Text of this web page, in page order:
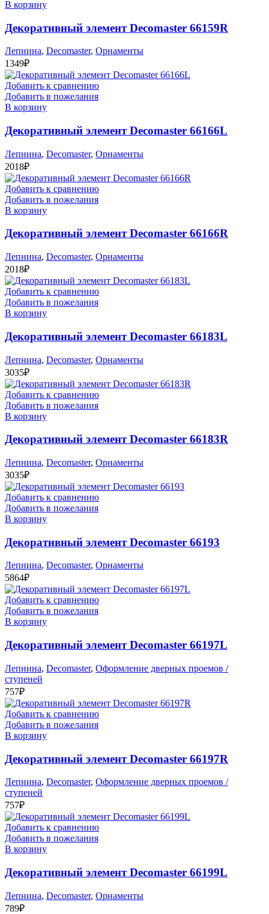
В корзину
Декоративный элемент Decomaster 66159R
Лепнина, Decomaster, Орнаменты
1349₽
Добавить к сравнению
Добавить в пожелания
В корзину
Декоративный элемент Decomaster 66166L
Лепнина, Decomaster, Орнаменты
2018₽
Добавить к сравнению
Добавить в пожелания
В корзину
Декоративный элемент Decomaster 66166R
Лепнина, Decomaster, Орнаменты
2018₽
Добавить к сравнению
Добавить в пожелания
В корзину
Декоративный элемент Decomaster 66183L
Лепнина, Decomaster, Орнаменты
3035₽
Добавить к сравнению
Добавить в пожелания
В корзину
Декоративный элемент Decomaster 66183R
Лепнина, Decomaster, Орнаменты
3035₽
Добавить к сравнению
Добавить в пожелания
В корзину
Декоративный элемент Decomaster 66193
Лепнина, Decomaster, Орнаменты
5864₽
Добавить к сравнению
Добавить в пожелания
В корзину
Декоративный элемент Decomaster 66197L
Лепнина, Decomaster, Оформление дверных проемов /
ступеней
757₽
Добавить к сравнению
Добавить в пожелания
В корзину
Декоративный элемент Decomaster 66197R
Лепнина, Decomaster, Оформление дверных проемов /
ступеней
757₽
Добавить к сравнению
Добавить в пожелания
В корзину
Декоративный элемент Decomaster 66199L
Лепнина, Decomaster, Орнаменты
789₽